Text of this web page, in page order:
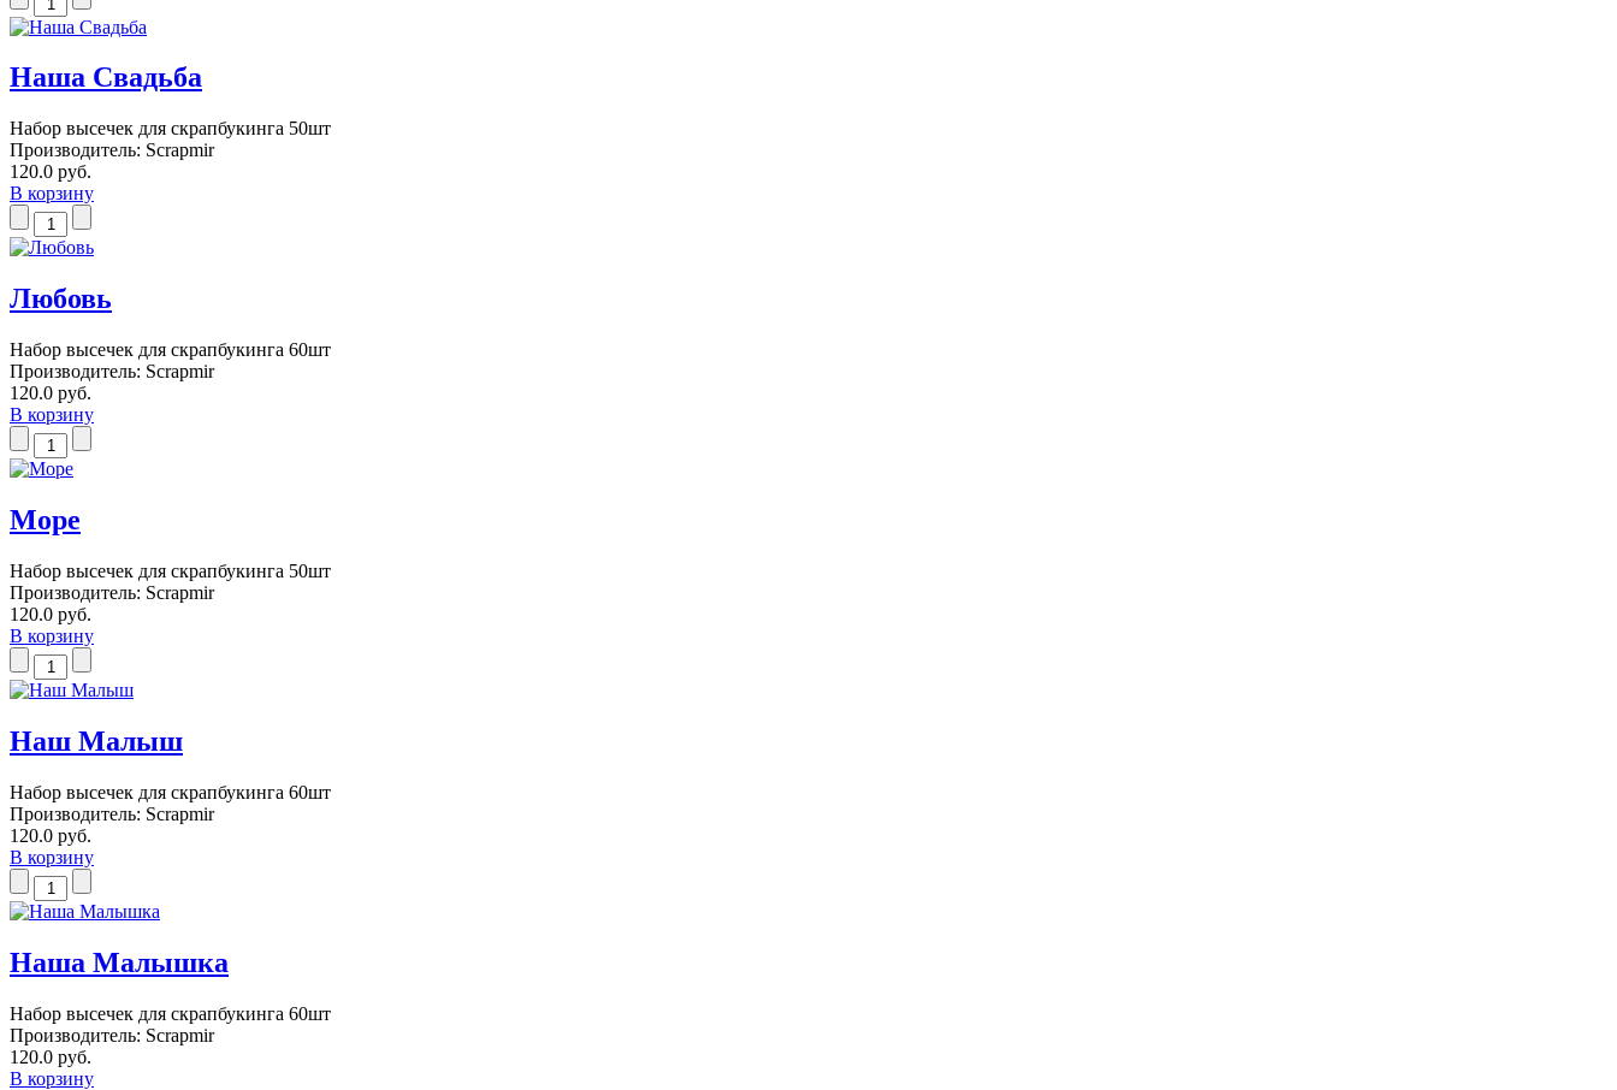
Наша Свадьба
Набор высечек для скрапбукинга 50шт
Производитель: Scrapmir
120.0 руб.
В корзину
Любовь
Набор высечек для скрапбукинга 60шт
Производитель: Scrapmir
120.0 руб.
В корзину
Море
Набор высечек для скрапбукинга 50шт
Производитель: Scrapmir
120.0 руб.
В корзину
Наш Малыш
Набор высечек для скрапбукинга 60шт
Производитель: Scrapmir
120.0 руб.
В корзину
Наша Малышка
Набор высечек для скрапбукинга 60шт
Производитель: Scrapmir
120.0 руб.
В корзину